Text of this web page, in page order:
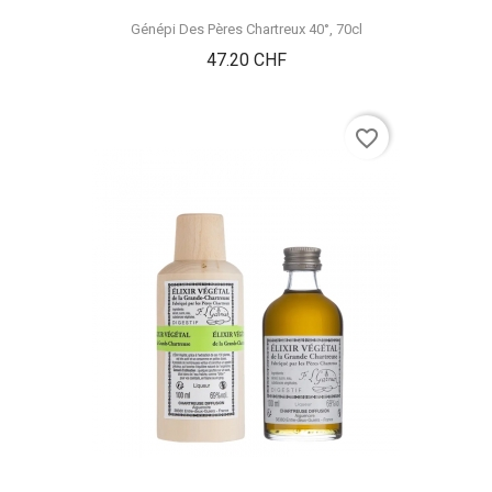
Génépi Des Pères Chartreux 40°, 70cl
47.20 CHFPrix
favorite_border